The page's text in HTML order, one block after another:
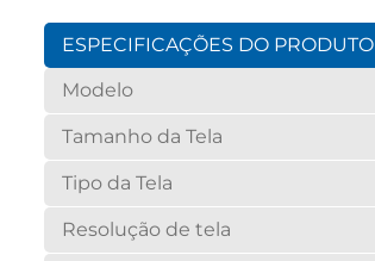
ESPECIFICAÇÕES DO PRODUTO
Modelo
Tamanho da Tela
Tipo da Tela
Resolução de tela